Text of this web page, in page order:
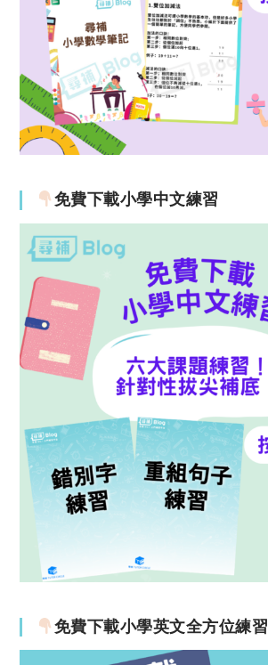
免費下載小學中文練習
免費下載小學英文全方位練習